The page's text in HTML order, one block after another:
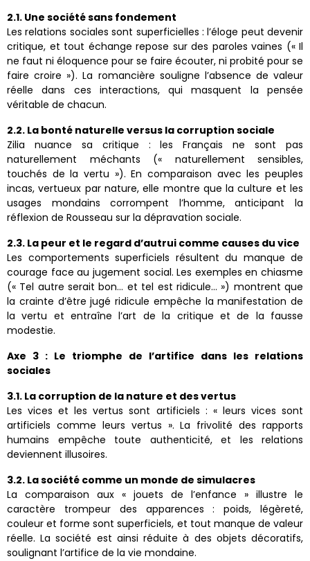
2.1. Une société sans fondement
Les relations sociales sont superficielles : l’éloge peut devenir
critique, et tout échange repose sur des paroles vaines (« Il
ne faut ni éloquence pour se faire écouter, ni probité pour se
faire croire »). La romancière souligne l’absence de valeur
réelle dans ces interactions, qui masquent la pensée
véritable de chacun.
2.2. La bonté naturelle versus la corruption sociale
Zilia nuance sa critique : les Français ne sont pas
naturellement méchants (« naturellement sensibles,
touchés de la vertu »). En comparaison avec les peuples
incas, vertueux par nature, elle montre que la culture et les
usages mondains corrompent l’homme, anticipant la
réflexion de Rousseau sur la dépravation sociale.
2.3. La peur et le regard d’autrui comme causes du vice
Les comportements superficiels résultent du manque de
courage face au jugement social. Les exemples en chiasme
(« Tel autre serait bon… et tel est ridicule… ») montrent que
la crainte d’être jugé ridicule empêche la manifestation de
la vertu et entraîne l’art de la critique et de la fausse
modestie.
Axe 3 : Le triomphe de l’artifice dans les relations
sociales
3.1. La corruption de la nature et des vertus
Les vices et les vertus sont artificiels : « leurs vices sont
artificiels comme leurs vertus ». La frivolité des rapports
humains empêche toute authenticité, et les relations
deviennent illusoires.
3.2. La société comme un monde de simulacres
La comparaison aux « jouets de l’enfance » illustre le
caractère trompeur des apparences : poids, légèreté,
couleur et forme sont superficiels, et tout manque de valeur
réelle. La société est ainsi réduite à des objets décoratifs,
soulignant l’artifice de la vie mondaine.